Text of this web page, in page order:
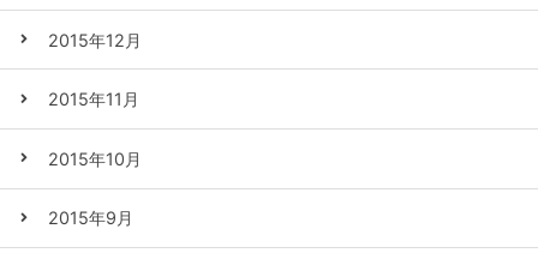
2015年12月
2015年11月
2015年10月
2015年9月